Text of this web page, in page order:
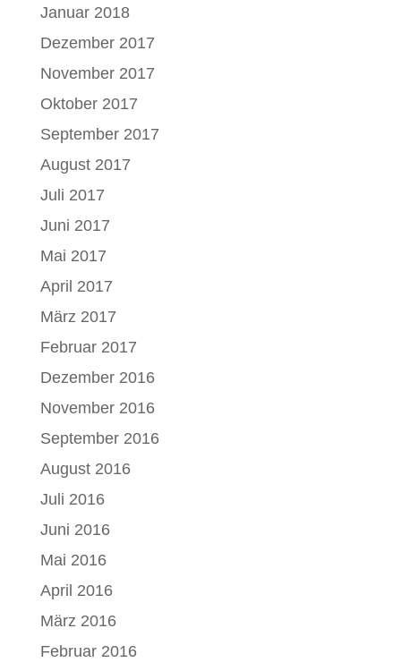
Januar 2018
Dezember 2017
November 2017
Oktober 2017
September 2017
August 2017
Juli 2017
Juni 2017
Mai 2017
April 2017
März 2017
Februar 2017
Dezember 2016
November 2016
September 2016
August 2016
Juli 2016
Juni 2016
Mai 2016
April 2016
März 2016
Februar 2016